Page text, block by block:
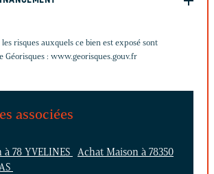
risques auxquels ce bien est exposé sont
Géorisques : www.georisques.gouv.fr
associées
78 YVELINES
Achat Maison à 78350